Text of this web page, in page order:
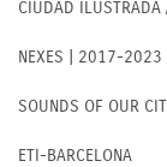
CIUDAD
NEXES | 2017-2023
SOUNDS OF OUR
ETI-BARCELONA